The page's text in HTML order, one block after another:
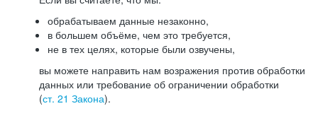
обрабатываем данные незаконно,
в большем объёме, чем это требуется,
не в тех целях, которые были озвучены,
вы можете направить нам возражения против обработки
данных или требование об ограничении обработки
(ст. 21 Закона).